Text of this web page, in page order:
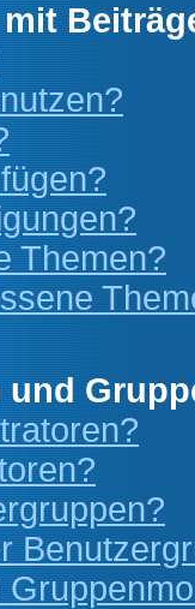
Themen?
und